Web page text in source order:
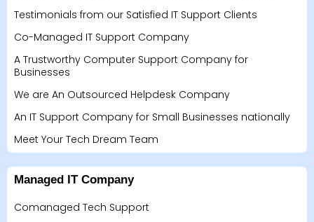
Testimonials from our Satisfied IT Support Clients
Co-Managed IT Support Company
A Trustworthy Computer Support Company for
Businesses
We are An Outsourced Helpdesk Company
An IT Support Company for Small Businesses nationally
Meet Your Tech Dream Team
Managed IT Company
Comanaged Tech Support